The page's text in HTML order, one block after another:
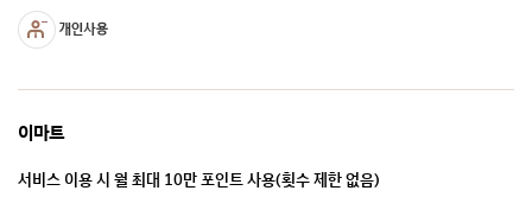
이마트
서비스 이용 시 월 최대 10만 포인트 사용(횟수 제한 없음)